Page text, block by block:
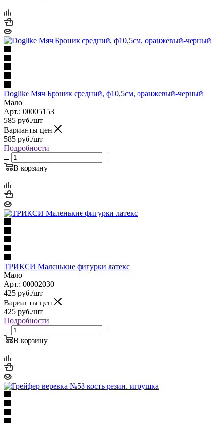
Doglike Мяч Броник средний, ф10,5см, оранжевый-черный
Мало
Арт.: 00005153
585 руб./шт
Варианты цен
585 руб./шт
Подробности
В корзину
ТРИКСИ Маленькие фигурки латекс
Мало
Арт.: 00002030
425 руб./шт
Варианты цен
425 руб./шт
Подробности
В корзину